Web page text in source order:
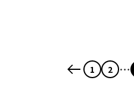
1 2 …